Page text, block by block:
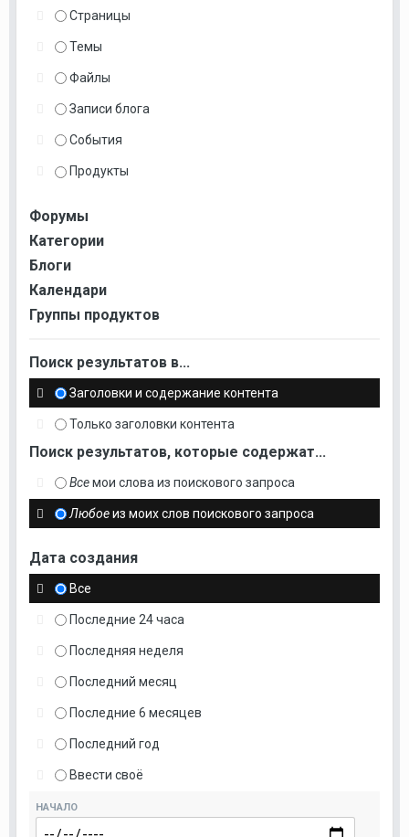
Страницы
Темы
Файлы
Записи блога
События
Продукты
Форумы
Категории
Блоги
Календари
Группы продуктов
Поиск результатов в...
Заголовки и содержание контента
Только заголовки контента
Поиск результатов, которые содержат...
Всемои слова из поискового запроса
Любоеиз моих слов поискового запроса
Дата создания
Все
Последние 24 часа
Последняя неделя
Последний месяц
Последние 6 месяцев
Последний год
Ввести своё
НАЧАЛО